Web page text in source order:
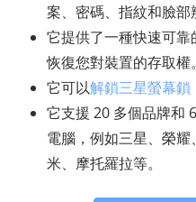
案、密碼、指紋和臉部
它提供了一種快速可
恢復您對裝置的存取權。
它可以解鎖三星螢幕鎖
它支援 20 多個品牌和
電腦，例如三星、榮
米、摩托羅拉等。